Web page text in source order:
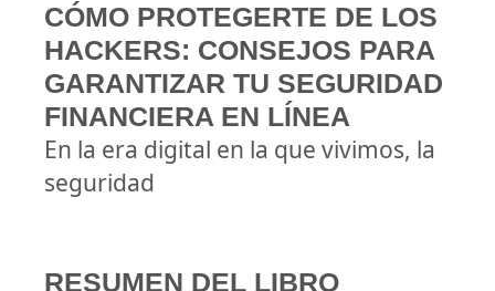
CÓMO PROTEGERTE DE LOS
HACKERS: CONSEJOS PARA
GARANTIZAR TU SEGURIDAD
FINANCIERA EN LÍNEA
En la era digital en la que vivimos, la
seguridad
RESUMEN DEL LIBRO